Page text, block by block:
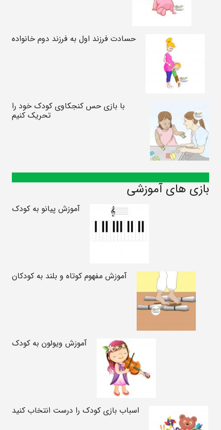
حسادت فرزند اول به فرزند دوم خانواده
با بازی حس کنجکاوی کودک خود را
تحریک کنیم
بازی های آموزشی
آموزش پیانو به کودک
آموزش مفهوم کوتاه و بلند به کودکان
آموزش ویولون به کودک
اسباب بازی کودک را درست انتخاب کنید